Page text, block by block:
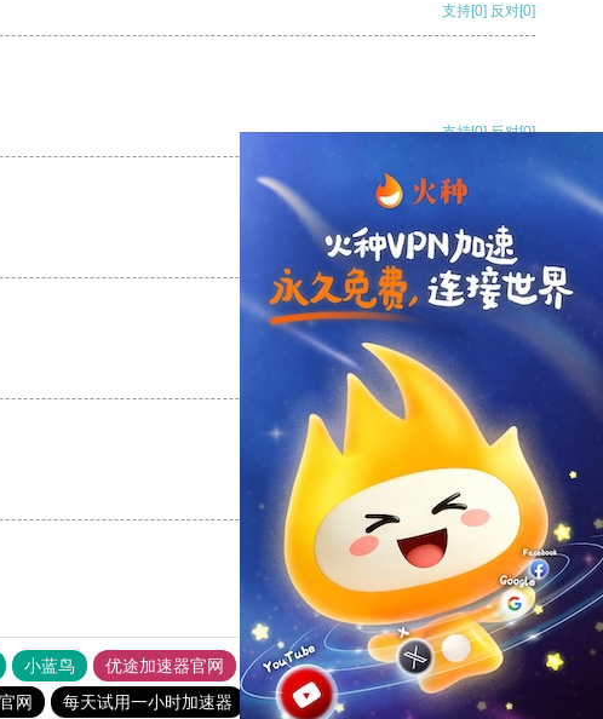
支持[0] 反对[0]
支持[0] 反对[0]
支持[0] 反对
支持
支持 反对 [0]
小蓝鸟 优途加速器官网 风驰加速器 旋风加速器
八戒看书
网 每天试用一小时加速器 outline 黑洞vqn加速